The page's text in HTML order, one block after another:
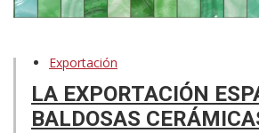
Exportación
LA EXPORTACIÓN
BALDOSAS